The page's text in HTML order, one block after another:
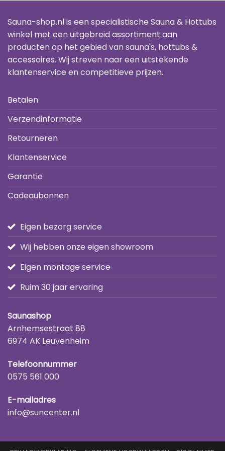
Sauna-shop.nl is een specialistische Sauna & Hottubs
winkel met een uitgebreid assortiment aan
producten op het gebied van sauna's, hottubs &
accessoires. Wij streven naar een uitstekende
klantenservice en competitieve prijzen.
Betalen
Verzendinformatie
Retourneren
Klantenservice
Garantie
Cadeaubonnen
Eigen bezorg service
Wij hebben onze eigen showroom
Eigen montage service
Ruim 30 jaar ervaring
Saunashop
Arnhemsestraat 88
6974 AK Leuvenheim
Telefoonnummer
0575 561 000
E-mailadres
info@suncenter.nl